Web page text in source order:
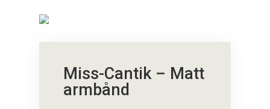
Miss-Cantik – Matt
armbånd